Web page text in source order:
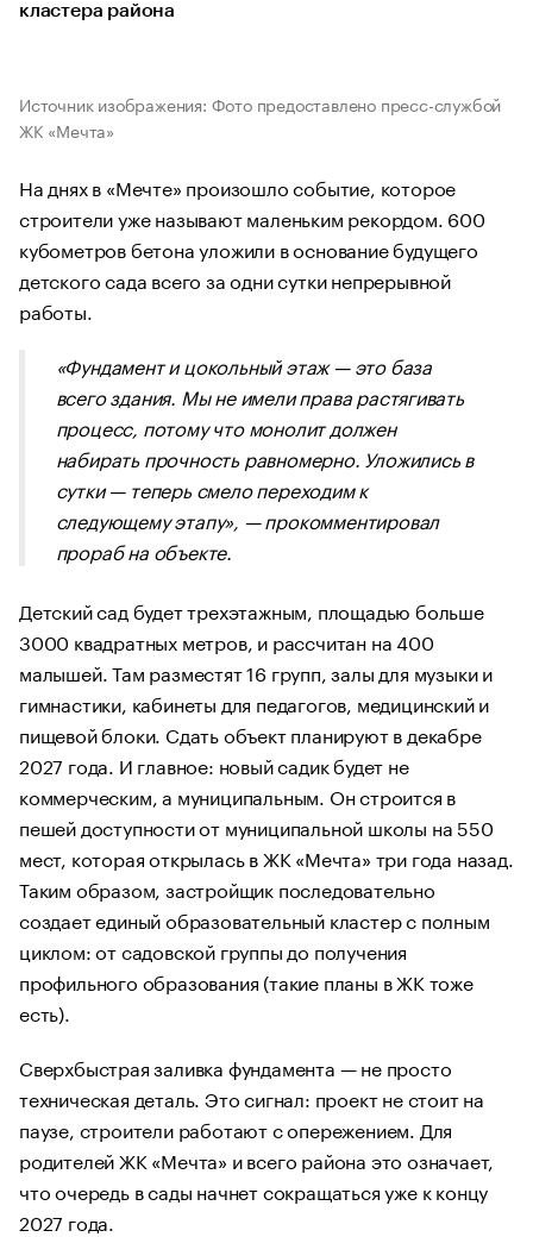
кластера района
Источник изображения: Фото предоставлено пресс-службой
ЖК «Мечта»
На днях в «Мечте» произошло событие, которое
строители уже называют маленьким рекордом. 600
кубометров бетона уложили в основание будущего
детского сада всего за одни сутки непрерывной
работы.
«Фундамент и цокольный этаж — это база
всего здания. Мы не имели права растягивать
процесс, потому что монолит должен
набирать прочность равномерно. Уложились в
сутки — теперь смело переходим к
следующему этапу», — прокомментировал
прораб на объекте.
Детский сад будет трехэтажным, площадью больше
3000 квадратных метров, и рассчитан на 400
малышей. Там разместят 16 групп, залы для музыки и
гимнастики, кабинеты для педагогов, медицинский и
пищевой блоки. Сдать объект планируют в декабре
2027 года. И главное: новый садик будет не
коммерческим, а муниципальным. Он строится в
пешей доступности от муниципальной школы на 550
мест, которая открылась в ЖК «Мечта» три года назад.
Таким образом, застройщик последовательно
создает единый образовательный кластер с полным
циклом: от садовской группы до получения
профильного образования (такие планы в ЖК тоже
есть).
Сверхбыстрая заливка фундамента — не просто
техническая деталь. Это сигнал: проект не стоит на
паузе, строители работают с опережением. Для
родителей ЖК «Мечта» и всего района это означает,
что очередь в сады начнет сокращаться уже к концу
2027 года.